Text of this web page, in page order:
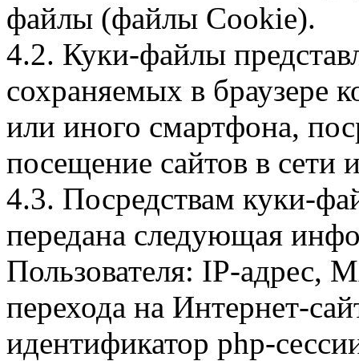
файлы (файлы Cookie).
4.2. Куки-файлы
сохраняемых в браузере
или иного смартфона,
посещение сайтов в сети
4.3. Посредствам куки-
передана следующая
Пользователя: IP-адрес,
перехода на Интернет-
идентификатор php-